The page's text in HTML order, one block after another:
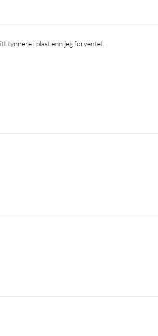
tynnere i plast enn jeg forventet.